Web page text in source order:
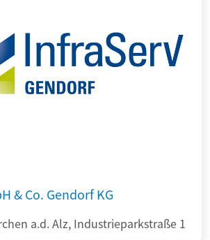
& Co. Gendorf KG
a.d. Alz, Industrieparkstraße 1